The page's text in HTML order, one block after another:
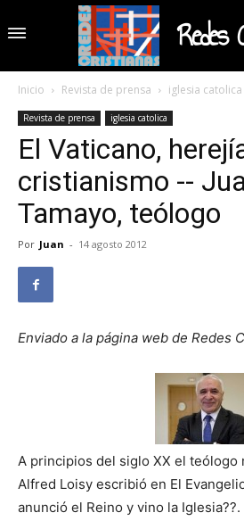
Redes
Inicio Revista de prensa iglesia catolica
Revista de prensa iglesia catolica
El Vaticano,
cristianismo --
Tamayo, teólogo
Por Juan - 14 agosto 2012
Enviado a la página web de Redes
A principios del siglo XX el teólogo
Alfred Loisy escribió en El
anunció el Reino y vino la